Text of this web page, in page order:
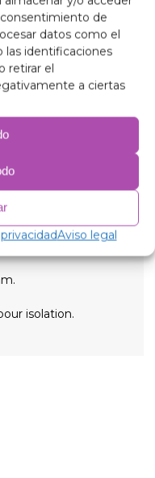
de
datos como el
identificaciones
retirar el
a ciertas
Aviso legal
de haute qualité à 9
des températures
confort intérieur
pour des nuits
par des ventouses
à retirer pour
et résistant
isolation.
isolation.